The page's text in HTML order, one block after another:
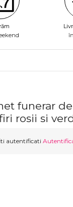
funerar
rosii si
autentificati